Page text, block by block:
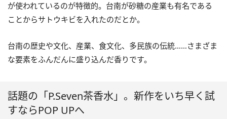
が使われているのが特徴的。台南が砂糖の産業も有名である
ことからサトウキビを入れたのだとか。
台南の歴史や文化、産業、食文化、多民族の伝統……さまざま
な要素をふんだんに盛り込んだ香りです。
話題の「P.Seven茶香水」。新作をいち早く試
すならPOP UPへ